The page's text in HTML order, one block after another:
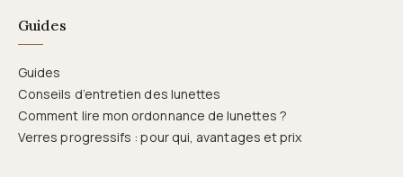
Guides
Guides
Conseils d’entretien des lunettes
Comment lire mon ordonnance de lunettes ?
Verres progressifs : pour qui, avantages et prix